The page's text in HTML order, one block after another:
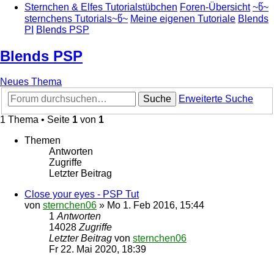
Sternchen & Elfes Tutorialstübchen Foren-Übersicht ~წ~
sternchens Tutorials~წ~ Meine eigenen Tutoriale Blends
PI
Blends PSP
Blends PSP
Neues Thema
Suche
Erweiterte Suche
1 Thema • Seite 1 von 1
Themen
Antworten
Zugriffe
Letzter Beitrag
Close your eyes - PSP Tut
von sternchen06 » Mo 1. Feb 2016, 15:44
1 Antworten
14028 Zugriffe
Letzter Beitrag von sternchen06
Fr 22. Mai 2020, 18:39